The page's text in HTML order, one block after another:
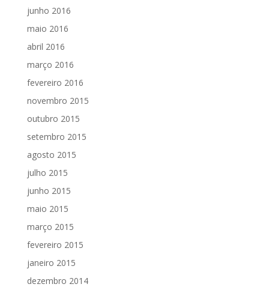
junho 2016
maio 2016
abril 2016
março 2016
fevereiro 2016
novembro 2015
outubro 2015
setembro 2015
agosto 2015
julho 2015
junho 2015
maio 2015
março 2015
fevereiro 2015
janeiro 2015
dezembro 2014